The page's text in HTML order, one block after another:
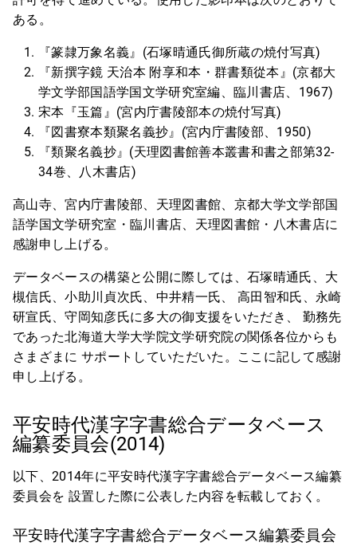
ある。
『篆隷万象名義』(石塚晴通氏御所蔵の焼付写真)
『新撰字鏡 天治本 附享和本・群書類從本』(京都大
学文学部国語学国文学研究室編、臨川書店、1967)
宋本『玉篇』(宮内庁書陵部本の焼付写真)
『図書寮本類聚名義抄』(宮内庁書陵部、1950)
『類聚名義抄』(天理図書館善本叢書和書之部第32-
34巻、八木書店)
高山寺、宮内庁書陵部、天理図書館、京都大学文学部国
語学国文学研究室・臨川書店、天理図書館・八木書店に
感謝申し上げる。
データベースの構築と公開に際しては、石塚晴通氏、大
槻信氏、小助川貞次氏、中井精一氏、 高田智和氏、永崎
研宣氏、守岡知彦氏に多大の御支援をいただき、 勤務先
であった北海道大学大学院文学研究院の関係各位からも
さまざまに サポートしていただいた。ここに記して感謝
申し上げる。
平安時代漢字字書総合データベース
編纂委員会(2014)
以下、2014年に平安時代漢字字書総合データベース編纂
委員会を 設置した際に公表した内容を転載しておく。
平安時代漢字字書総合データベース編纂委員会